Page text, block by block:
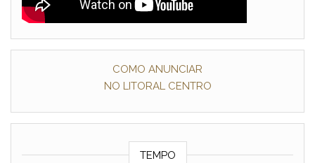
COMO ANUNCIAR
NO LITORAL CENTRO
TEMPO